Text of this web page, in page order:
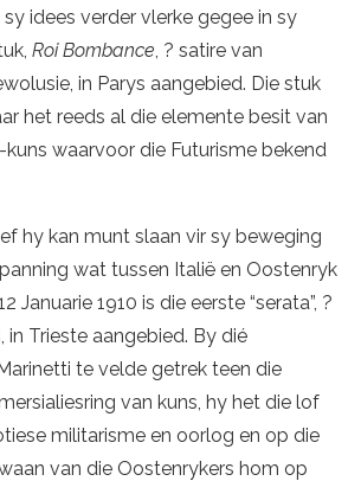
idees verder vlerke gegee in sy
Roi Bombance, ? satire van
in Parys aangebied. Die stuk
het reeds al die elemente besit van
waarvoor die Futurisme bekend
hy kan munt slaan vir sy beweging
wat tussen Italië en Oostenryk
Januarie 1910 is die eerste “serata”, ?
in Trieste aangebied. By dié
te velde getrek teen die
van kuns, hy het die lof
militarisme en oorlog en op die
van die Oostenrykers hom op